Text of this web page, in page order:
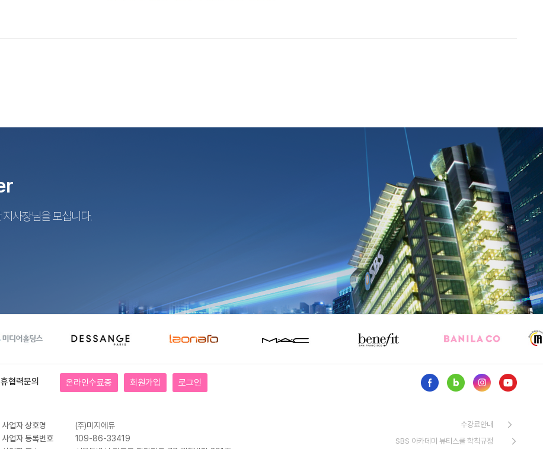
지사장님을 모십니다.
협력문의 온라인수료증 회원가입 로그인
사업자 상호명
(주)미지에듀
사업자 등록번호
109-86-33419
수강료안내
SBS 아카데미 뷰티스쿨 학칙규정